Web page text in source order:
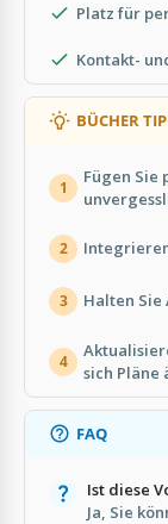
Platz für
Kontakt-
BÜCHER
1
Fügen Sie
2
3 Halten
4
sich Pläne
FAQ
Ist diese
Ja, Sie